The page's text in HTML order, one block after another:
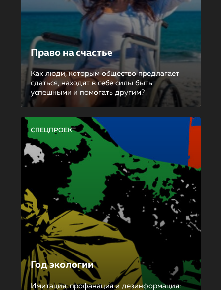
Право на счастье
Как люди, которым общество предлагает
сдаться, находят в себе силы быть
успешными и помогать другим?
СПЕЦПРОЕКТ
Год экологии
Имитация, профанация и дезинформация: